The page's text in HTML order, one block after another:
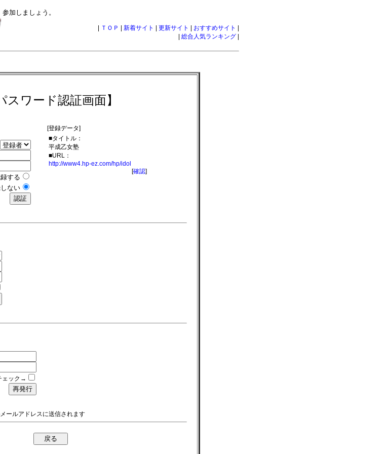
加しましょう。
ＴＯＰ 新着サイト 更新サイト おすすめサイト
総合人気ランキング
スワード認証画面】
する
ない
[登録データ]
■タイトル：
平成乙女塾
■URL：
http://www4.hp-ez.com/hp/idol
[確認]
ェック→
ールアドレスに送信されます